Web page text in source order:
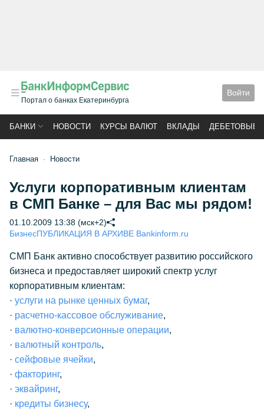
Портал о банках Екатеринбурга
Войти
БАНКИ НОВОСТИ КУРСЫ ВАЛЮТ ВКЛАДЫ ДЕБЕТОВЫЕ
Главная Новости
Услуги корпоративным клиентам
в СМП Банке – для Вас мы рядом!
01.10.2009 13:38 (мск+2)
БизнесПУБЛИКАЦИЯ В АРХИВЕ Bankinform.ru
СМП Банк активно способствует развитию российского
бизнеса и предоставляет широкий спектр услуг
корпоративным клиентам:
· услуги на рынке ценных бумаг,
· расчетно-кассовое обслуживание,
· валютно-конверсионные операции,
· валютный контроль,
· сейфовые ячейки,
· факторинг,
· эквайринг,
· кредиты бизнесу,